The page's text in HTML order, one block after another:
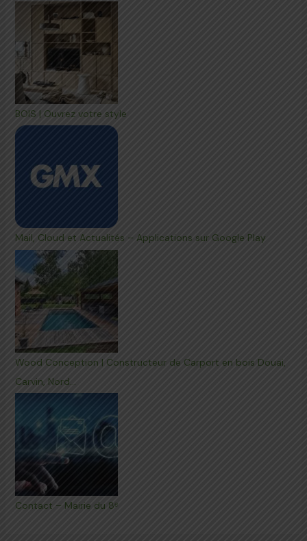
BOIS | Ouvrez votre style
Mail, Cloud et Actualités – Applications sur Google Play
Wood Conception | Constructeur de Carport en bois Douai,
Carvin, Nord…
Contact – Mairie du 8ᵉ